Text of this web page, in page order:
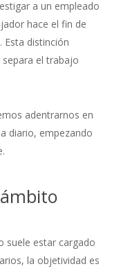
a un empleado
hace el fin de
Esta distinción
el trabajo
adentrarnos en
diario, empezando
suele estar cargado
la objetividad es